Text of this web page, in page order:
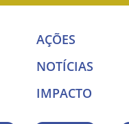
AÇÕES
NOTÍCIAS
IMPACTO